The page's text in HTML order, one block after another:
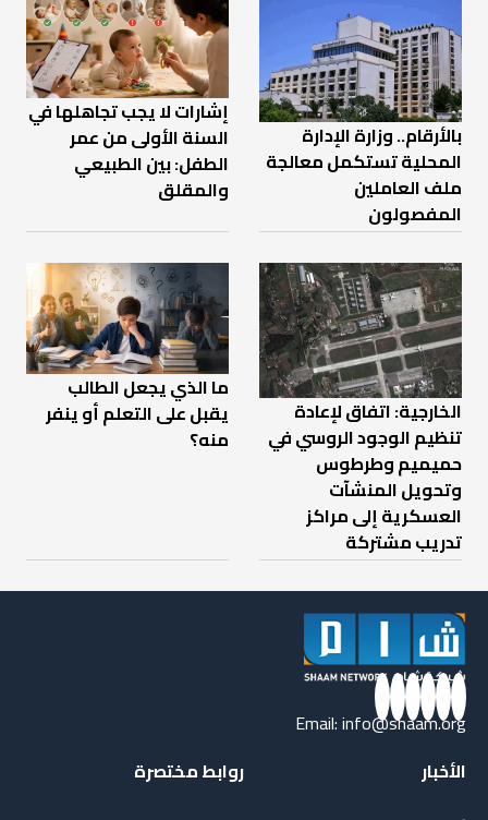
بالأرقام.. وزارة الإدارة
المحلية تستكمل معالجة
ملف العاملين
المفصولون
إشارات لا يجب تجاهلها في
السنة الأولى من عمر
الطفل: بين الطبيعي
والمقلق
الخارجية: اتفاق لإعادة
تنظيم الوجود الروسي في
حميميم وطرطوس
وتحويل المنشآت
العسكرية إلى مراكز
تدريب مشتركة
ما الذي يجعل الطالب
يقبل على التعلم أو ينفر
منه؟
Email:info@shaam.org
الأخبار
روابط مختصرة